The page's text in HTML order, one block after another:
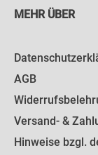
MEHR ÜBER
AGB
Versand- &
Hinweise bzgl.